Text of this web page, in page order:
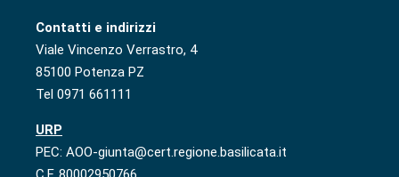
Contatti e indirizzi
Viale Vincenzo Verrastro, 4
85100 Potenza PZ
Tel 0971 661111
URP
PEC: AOO-giunta@cert.regione.basilicata.it